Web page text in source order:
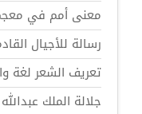
معنى أمم في
رسالة للأجيال
تعريف الشعر لغة
جلالة الملك